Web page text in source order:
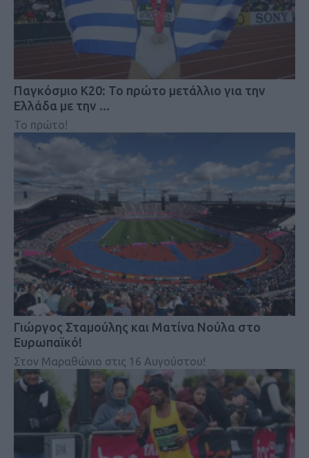
Παγκόσμιο Κ20: Το πρώτο μετάλλιο για την
Ελλάδα με την …
Το πρώτο!
Γιώργος Σταμούλης και Ματίνα Νούλα στο
Ευρωπαϊκό!
Στον Μαραθώνιο στις 16 Αυγούστου!